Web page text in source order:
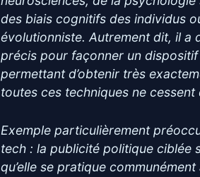
des biais cognitifs des individus
évolutionniste. Autrement dit, il a
précis pour façonner un
permettant d’obtenir très
toutes ces techniques ne
Exemple particulièrement
tech : la publicité politique ciblée
qu’elle se pratique